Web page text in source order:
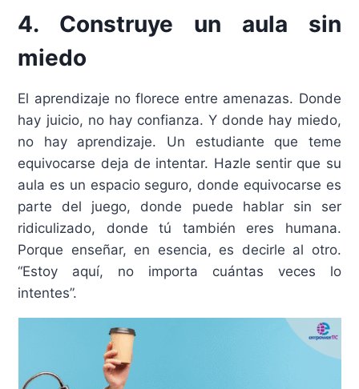
4. Construye un aula sin
miedo
El aprendizaje no florece entre amenazas. Donde
hay juicio, no hay confianza. Y donde hay miedo,
no hay aprendizaje. Un estudiante que teme
equivocarse deja de intentar. Hazle sentir que su
aula es un espacio seguro, donde equivocarse es
parte del juego, donde puede hablar sin ser
ridiculizado, donde tú también eres humana.
Porque enseñar, en esencia, es decirle al otro.
“Estoy aquí, no importa cuántas veces lo
intentes”.